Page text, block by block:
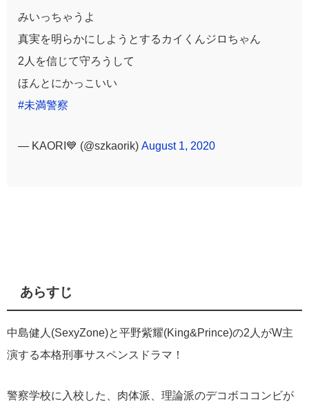
みいっちゃうよ
真実を明らかにしようとするカイくんジロちゃん
2人を信じて守ろうして
ほんとにかっこいい
#未満警察
— KAORI💙 (@szkaorik) August 1, 2020
あらすじ
中島健人(SexyZone)と平野紫耀(King&Prince)の2人がW主
演する本格刑事サスペンスドラマ！
警察学校に入校した、肉体派、理論派のデコボココンビが